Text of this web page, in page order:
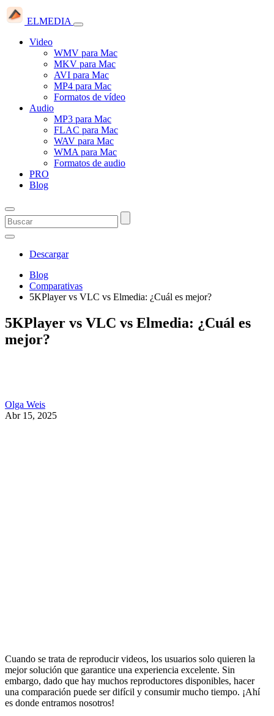
ELMEDIA
Video
WMV para Mac
MKV para Mac
AVI para Mac
MP4 para Mac
Formatos de vídeo
Audio
MP3 para Mac
FLAC para Mac
WAV para Mac
WMA para Mac
Formatos de audio
PRO
Blog
Descargar
Blog
Comparativas
5KPlayer vs VLC vs Elmedia: ¿Cuál es mejor?
5KPlayer vs VLC vs Elmedia: ¿Cuál es
mejor?
Olga Weis
Abr 15, 2025
Cuando se trata de reproducir videos, los usuarios solo quieren la
mejor solución que garantice una experiencia excelente. Sin
embargo, dado que hay muchos reproductores disponibles, hacer
una comparación puede ser difícil y consumir mucho tiempo. ¡Ahí
es donde entramos nosotros!